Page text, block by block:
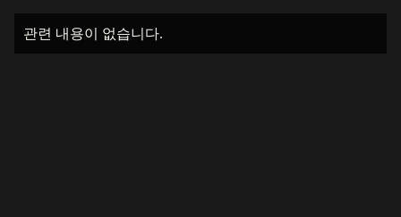
관련 내용이 없습니다.